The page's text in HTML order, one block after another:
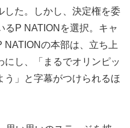
した。しかし、決定権を委
るP NATIONを選択。キャ
NATIONの本部は、立ち上
にし、「まるでオリンピッ
う」と字幕がつけられるほ